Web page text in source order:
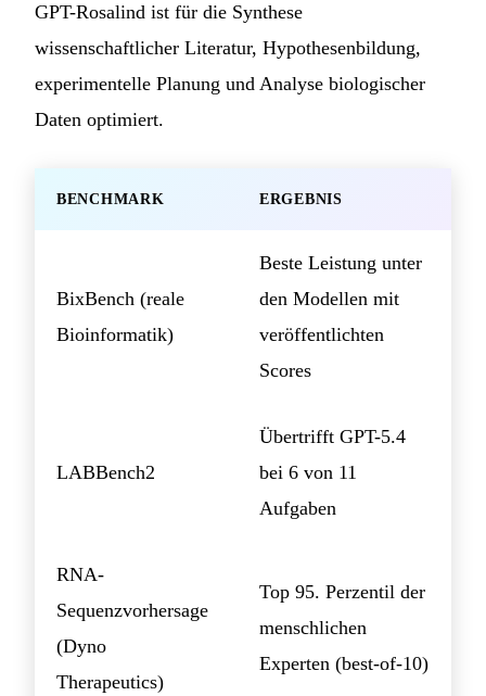
GPT-Rosalind ist für die Synthese
wissenschaftlicher Literatur, Hypothesenbildung,
experimentelle Planung und Analyse biologischer
Daten optimiert.
BENCHMARK ERGEBNIS
BixBench (reale
Bioinformatik)
Beste Leistung unter
den Modellen mit
veröffentlichten
Scores
LABBench2
Übertrifft GPT-5.4
bei 6 von 11
Aufgaben
RNA-
Sequenzvorhersage
(Dyno
Therapeutics)
Top 95. Perzentil der
menschlichen
Experten (best-of-10)